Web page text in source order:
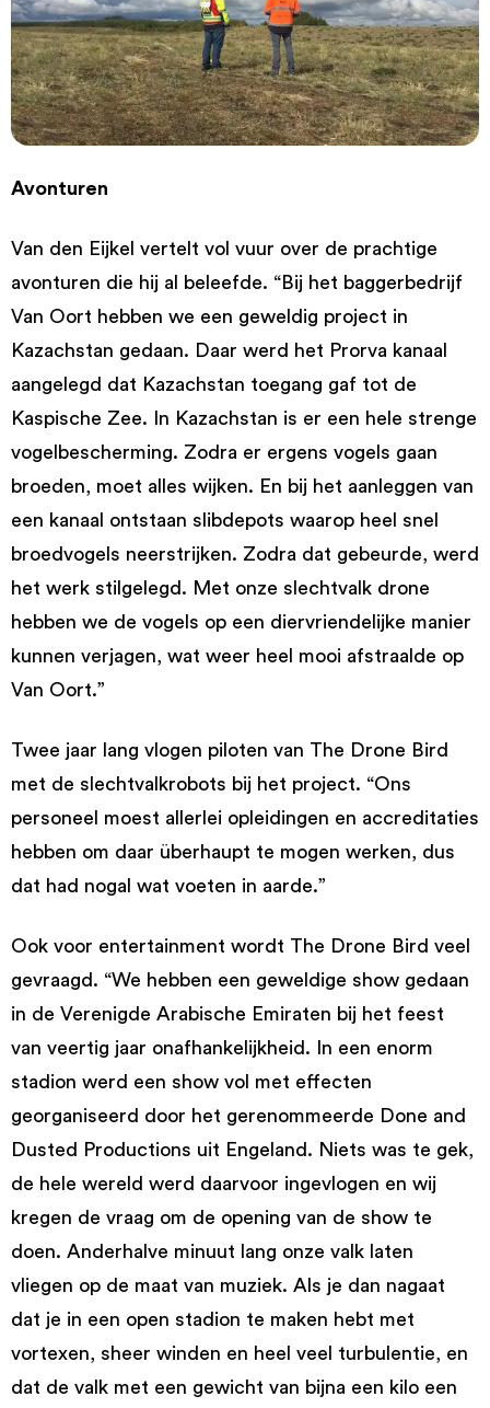
Avonturen
Van den Eijkel vertelt vol vuur over de prachtige
avonturen die hij al beleefde. “Bij het baggerbedrijf
Van Oort hebben we een geweldig project in
Kazachstan gedaan. Daar werd het Prorva kanaal
aangelegd dat Kazachstan toegang gaf tot de
Kaspische Zee. In Kazachstan is er een hele strenge
vogelbescherming. Zodra er ergens vogels gaan
broeden, moet alles wijken. En bij het aanleggen van
een kanaal ontstaan slibdepots waarop heel snel
broedvogels neerstrijken. Zodra dat gebeurde, werd
het werk stilgelegd. Met onze slechtvalk drone
hebben we de vogels op een diervriendelijke manier
kunnen verjagen, wat weer heel mooi afstraalde op
Van Oort.”
Twee jaar lang vlogen piloten van The Drone Bird
met de slechtvalkrobots bij het project. “Ons
personeel moest allerlei opleidingen en accreditaties
hebben om daar überhaupt te mogen werken, dus
dat had nogal wat voeten in aarde.”
Ook voor entertainment wordt The Drone Bird veel
gevraagd. “We hebben een geweldige show gedaan
in de Verenigde Arabische Emiraten bij het feest
van veertig jaar onafhankelijkheid. In een enorm
stadion werd een show vol met effecten
georganiseerd door het gerenommeerde Done and
Dusted Productions uit Engeland. Niets was te gek,
de hele wereld werd daarvoor ingevlogen en wij
kregen de vraag om de opening van de show te
doen. Anderhalve minuut lang onze valk laten
vliegen op de maat van muziek. Als je dan nagaat
dat je in een open stadion te maken hebt met
vortexen, sheer winden en heel veel turbulentie, en
dat de valk met een gewicht van bijna een kilo een